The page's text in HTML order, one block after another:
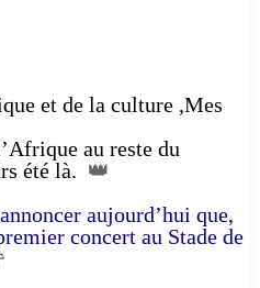
et de la culture ,Mes
au reste du
été là. 👑
aujourd’hui que,
concert au Stade de